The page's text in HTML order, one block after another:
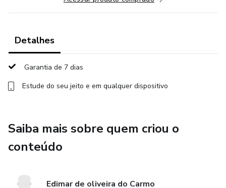
Detalhes
Garantia de 7 dias
Estude do seu jeito e em qualquer dispositivo
Saiba mais sobre quem criou o
conteúdo
Edimar de oliveira do Carmo